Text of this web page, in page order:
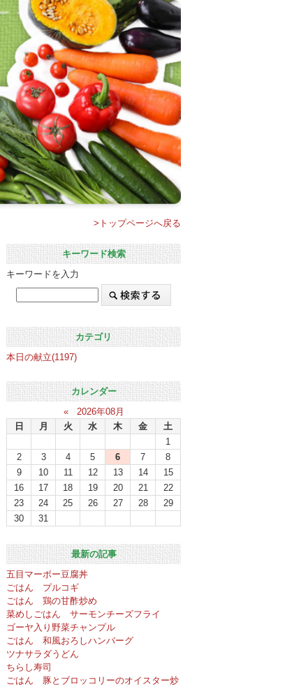
>トップページへ戻る
キーワード検索
キーワードを入力
カテゴリ
本日の献立(1197)
カレンダー
«
2026年08月
日
月 火 水 木 金
土
1
2
3 4 5 6 7
8
9
10 11 12 13 14
15
16
17 18 19 20 21
22
23
24 25 26 27 28
29
30
31
最新の記事
五目マーボー豆腐丼
ごはん プルコギ
ごはん 鶏の甘酢炒め
菜めしごはん サーモンチーズフライ
ゴーヤ入り野菜チャンプル
ごはん 和風おろしハンバーグ
ツナサラダうどん
ちらし寿司
ごはん 豚とブロッコリーのオイスター炒